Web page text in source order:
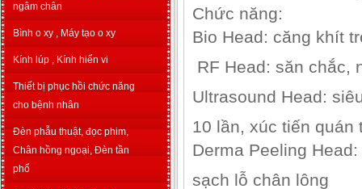
ngâm chân
Bình o xy , Máy tạo o xy
Kính lúp , Kính hiển vi
Thiết bị phục hồi chức năng
cho bệnh nhân
Đèn phẫu thuật, đọc phim,
Chân hồng ngoại, Đèn tần
phổ
Chức năng:
Bio Head: căng khít
RF Head: săn chắc,
Ultrasound Head:
10 lần, xúc tiến quán
Derma Peeling
sạch lỗ chân lông